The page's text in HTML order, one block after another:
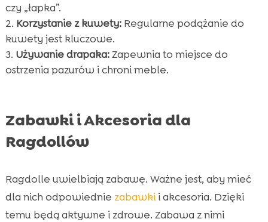
czy „łapka”.
Korzystanie z kuwety:Regularne podążanie do
kuwety jest kluczowe.
Używanie drapaka:Zapewnia to miejsce do
ostrzenia pazurów i chroni meble.
Zabawki i Akcesoria dla
Ragdollów
Ragdolle uwielbiają zabawę. Ważne jest, aby mieć
dla nich odpowiednie zabawkii akcesoria. Dzięki
temu będą aktywne i zdrowe. Zabawa z nimi